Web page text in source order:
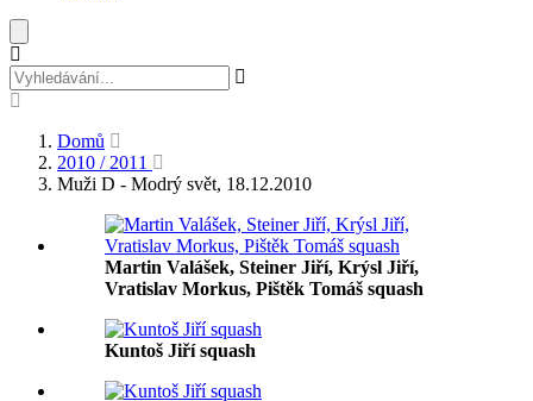
Domů
2010 / 2011
Muži D - Modrý svět, 18.12.2010
Martin Valášek, Steiner Jiří, Krýsl Jiří,
Vratislav Morkus, Pištěk Tomáš squash
Kuntoš Jiří squash